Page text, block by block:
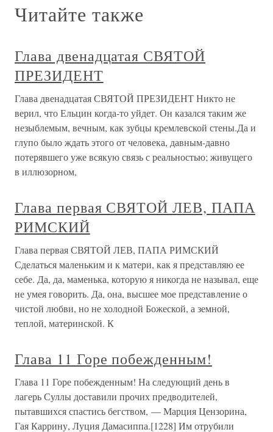
Читайте также
Глава двенадцатая СВЯТОЙ
ПРЕЗИДЕНТ
Глава двенадцатая СВЯТОЙ ПРЕЗИДЕНТ Никто не
верил, что Ельцин когда-то уйдет. Он казался таким же
незыблемым, вечным, как зубцы кремлевской стены.Да и
глупо было ждать этого от человека, давным-давно
потерявшего уже всякую связь с реальностью; живущего
в иллюзорном,
Глава первая СВЯТОЙ ЛЕВ, ПАПА
РИМСКИЙ
Глава первая СВЯТОЙ ЛЕВ, ПАПА РИМСКИЙ
Сделаться маленьким и к матери, как я представляю ее
себе. Да, да, маменька, которую я никогда не называл, еще
не умея говорить. Да, она, высшее мое представление о
чистой любви, но не холодной Божеской, а земной,
теплой, материнской. К
Глава 11 Горе побежденным!
Глава 11 Горе побежденным! На следующий день в
лагерь Суллы доставили прочих предводителей,
пытавшихся спастись бегством, — Марция Цензорина,
Гая Каррину, Луция Дамасиппа.[1228] Им отрубили